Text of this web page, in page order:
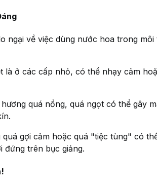
ngại về việc dùng nước hoa trong
là ở các cấp nhỏ, có thể nhạy cảm
quá nồng, quá ngọt có thể gây
quá gợi cảm hoặc quá "tiệc tùng" có
đứng trên bục giảng.